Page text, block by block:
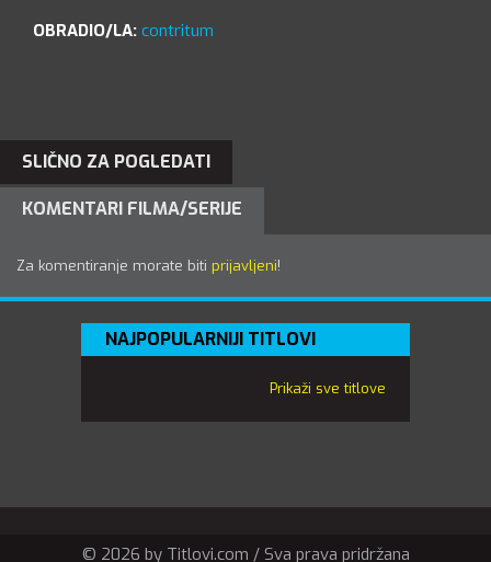
OBRADIO/LA: contritum
SLIČNO ZA POGLEDATI
KOMENTARI FILMA/SERIJE
Za komentiranje morate biti prijavljeni!
NAJPOPULARNIJI TITLOVI
Prikaži sve titlove
© 2026 by Titlovi.com / Sva prava pridržana